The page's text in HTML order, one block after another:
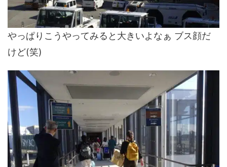
やっぱりこうやってみると大きいよなぁ ブス顔だ
けど(笑)